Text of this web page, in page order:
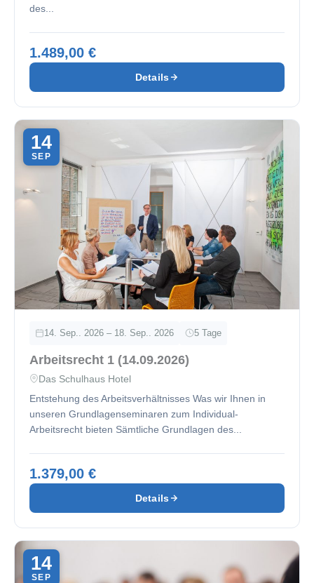
des...
1.489,00 €
Details
14
SEP
14. Sep.. 2026 – 18. Sep.. 2026 5 Tage
Arbeitsrecht 1 (14.09.2026)
Das Schulhaus Hotel
Entstehung des Arbeitsverhältnisses Was wir Ihnen in
unseren Grundlagenseminaren zum Individual-
Arbeitsrecht bieten Sämtliche Grundlagen des...
1.379,00 €
Details
14
SEP